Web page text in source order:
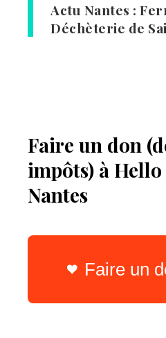
Actu Nantes :
Déchèterie de
Faire un don
impôts) à Hello
Nantes
Faire un